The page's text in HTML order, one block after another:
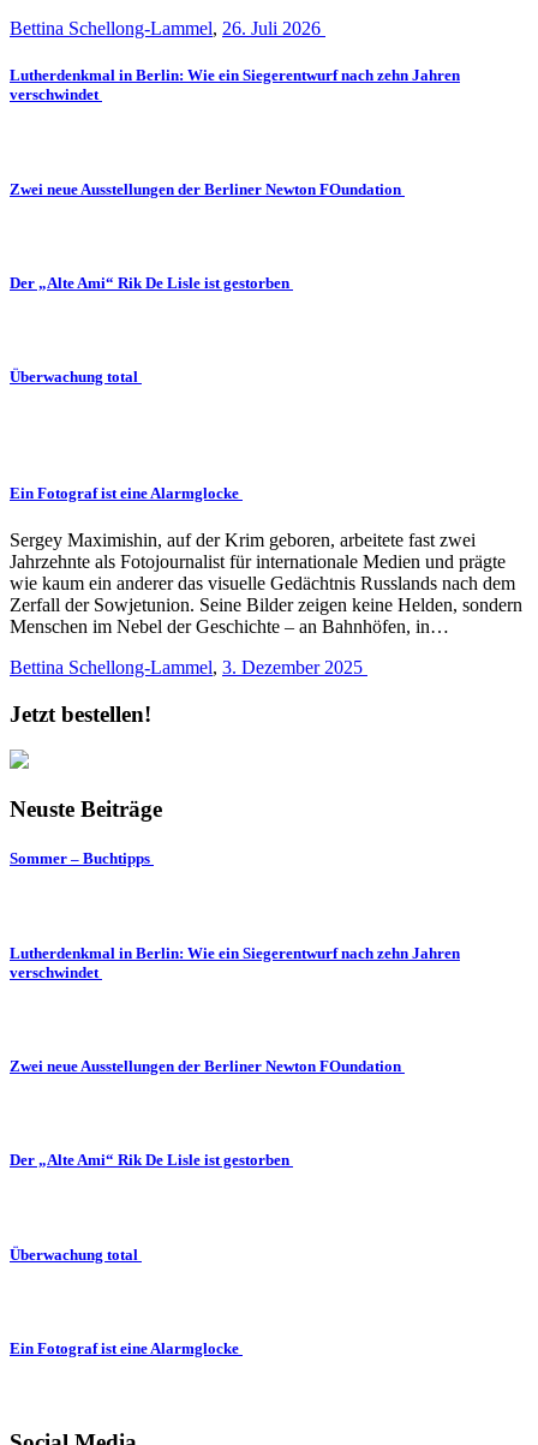
Bettina Schellong-Lammel, 26. Juli 2026
Lutherdenkmal in Berlin: Wie ein Siegerentwurf nach zehn Jahren
verschwindet
Zwei neue Ausstellungen der Berliner Newton FOundation
Der „Alte Ami“ Rik De Lisle ist gestorben
Überwachung total
Ein Fotograf ist eine Alarmglocke
Sergey Maximishin, auf der Krim geboren, arbeitete fast zwei
Jahrzehnte als Fotojournalist für internationale Medien und prägte
wie kaum ein anderer das visuelle Gedächtnis Russlands nach dem
Zerfall der Sowjetunion. Seine Bilder zeigen keine Helden, sondern
Menschen im Nebel der Geschichte – an Bahnhöfen, in…
Bettina Schellong-Lammel, 3. Dezember 2025
Jetzt bestellen!
Neuste Beiträge
Sommer – Buchtipps
Lutherdenkmal in Berlin: Wie ein Siegerentwurf nach zehn Jahren
verschwindet
Zwei neue Ausstellungen der Berliner Newton FOundation
Der „Alte Ami“ Rik De Lisle ist gestorben
Überwachung total
Ein Fotograf ist eine Alarmglocke